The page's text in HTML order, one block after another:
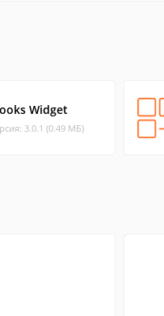
Widget
3.0.1 (0.49 МБ)